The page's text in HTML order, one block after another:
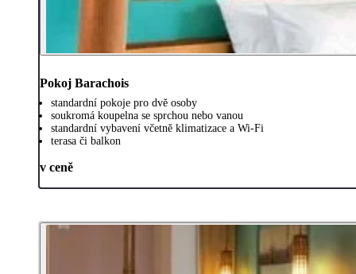
Pokoj Barachois
standardní pokoje pro dvě osoby
soukromá koupelna se sprchou nebo vanou
standardní vybavení včetně klimatizace a Wi-Fi
terasa či balkon
v ceně